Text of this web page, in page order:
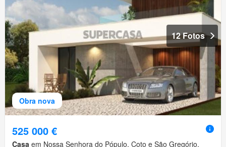
Obra nova
12 Fotos
525 000 €
Casa em Nossa Senhora do Pópulo, Coto e São Gregório,